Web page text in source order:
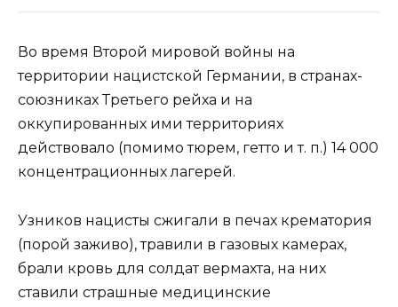
Во время Второй мировой войны на
территории нацистской Германии, в странах-
союзниках Третьего рейха и на
оккупированных ими территориях
действовало (помимо тюрем, гетто и т. п.) 14 000
концентрационных лагерей.
Узников нацисты сжигали в печах крематория
(порой заживо), травили в газовых камерах,
брали кровь для солдат вермахта, на них
ставили страшные медицинские